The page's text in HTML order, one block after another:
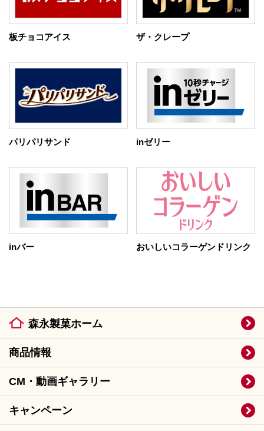
板チョコアイス ザ・クレープ
パリパリサンド inゼリー
inバー おいしいコラーゲンドリンク
森永製菓ホーム
商品情報
CM・動画ギャラリー
キャンペーン